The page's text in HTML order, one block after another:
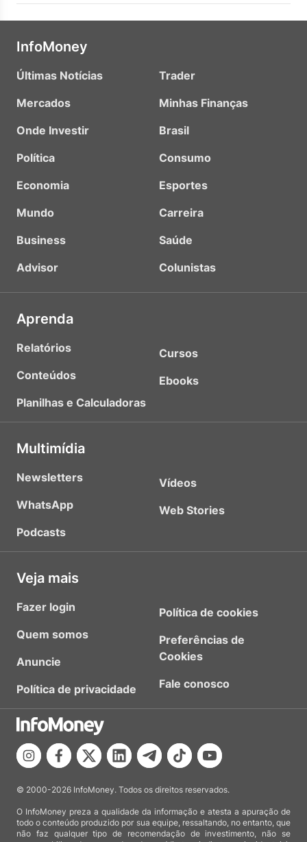
InfoMoney
Últimas Notícias
Mercados
Onde Investir
Política
Economia
Mundo
Business
Advisor
Trader
Minhas Finanças
Brasil
Consumo
Esportes
Carreira
Saúde
Colunistas
Aprenda
Relatórios
Conteúdos
Planilhas e Calculadoras
Cursos
Ebooks
Multimídia
Newsletters
WhatsApp
Podcasts
Vídeos
Web Stories
Veja mais
Fazer login
Quem somos
Anuncie
Política de privacidade
Política de cookies
Preferências de
Cookies
Fale conosco
© 2000-2026 InfoMoney. Todos os direitos reservados.
O InfoMoney preza a qualidade da informação e atesta a apuração de
todo o conteúdo produzido por sua equipe, ressaltando, no entanto, que
não faz qualquer tipo de recomendação de investimento, não se